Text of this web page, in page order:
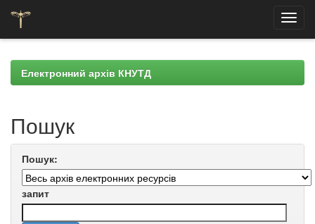
navigationЕлектронний архів КНУТД
Пошук
Пошук:
запит